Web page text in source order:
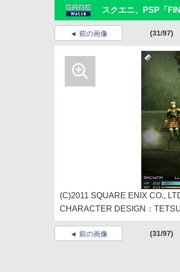
スクエニ、PSP「
前の画像 (31/97)
(C)2011 SQUARE ENIX CO.,
CHARACTER DESIGN：
前の画像 (31/97)